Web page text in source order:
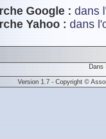
Google : dans
Yahoo : dans
Version 1.7 - Copyright ©